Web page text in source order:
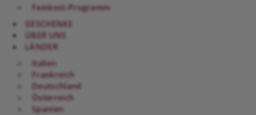
Feinkost-Programm
GESCHENKE
ÜBER UNS
LÄNDER
Italien
Frankreich
Deutschland
Österreich
Spanien